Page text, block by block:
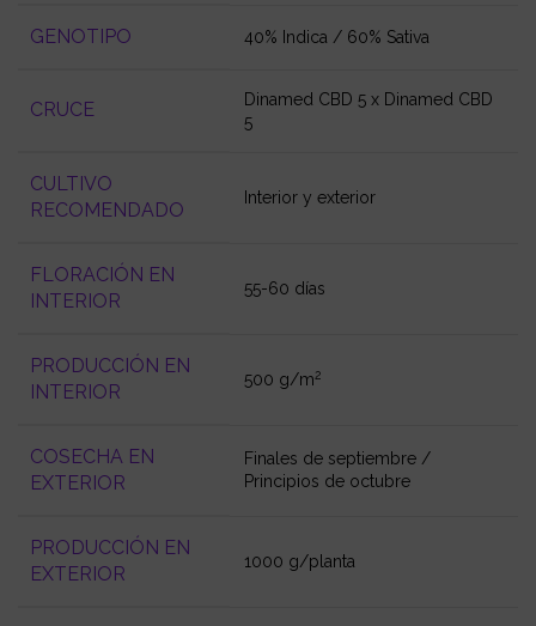
GENOTIPO 40% Indica / 60% Sativa
CRUCE Dinamed CBD 5 x Dinamed CBD
5
CULTIVO
RECOMENDADO
Interior y exterior
FLORACIÓN EN
INTERIOR
55-60 días
PRODUCCIÓN EN
INTERIOR
500 g/m2
COSECHA EN
EXTERIOR
Finales de septiembre /
Principios de octubre
PRODUCCIÓN EN
EXTERIOR
1000 g/planta